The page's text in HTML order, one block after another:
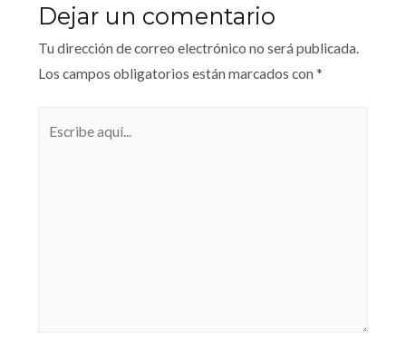
Dejar un comentario
Tu dirección de correo electrónico no será publicada.
Los campos obligatorios están marcados con *